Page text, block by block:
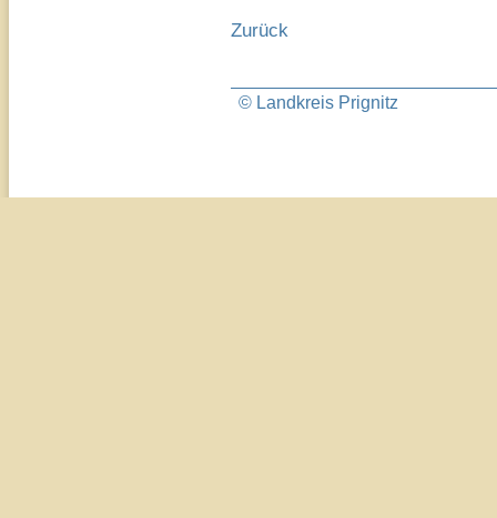
Zurück
© Landkreis Prignitz